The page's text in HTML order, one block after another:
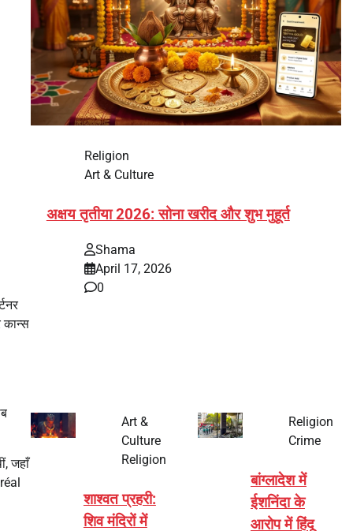
कान्स
जहाँ
Religion
Art & Culture
अक्षय तृतीया 2026: सोना खरीद और शुभ मुहूर्त
Shama
April 17, 2026
0
Art &
Culture
Religion
शाश्वत प्रहरी:
शिव मंदिरों में
Religion
Crime
बांग्लादेश में
ईशनिंदा के
आरोप में हिंदू